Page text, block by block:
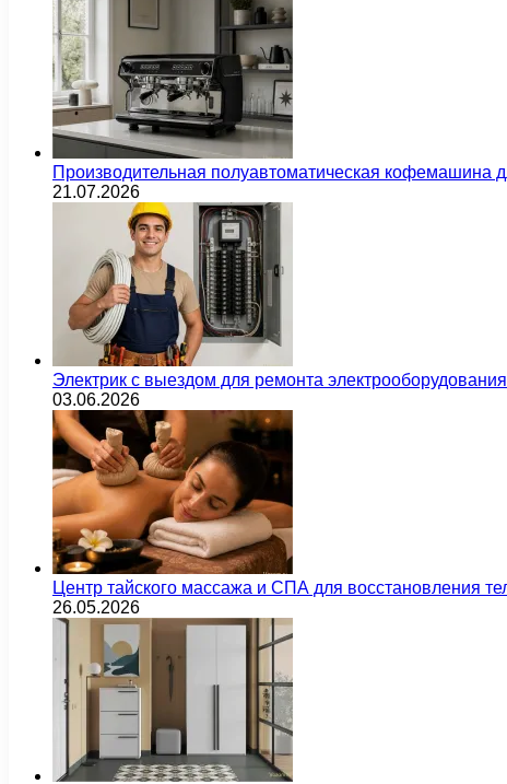
Производительная полуавтоматическая кофемашина
21.07.2026
Электрик с выездом для ремонта
03.06.2026
Центр тайского массажа и СПА для восстановления
26.05.2026